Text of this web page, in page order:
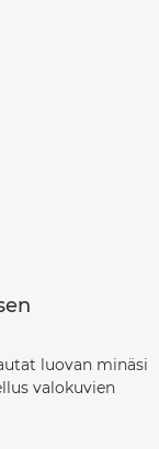
luovan minäsi
valokuvien